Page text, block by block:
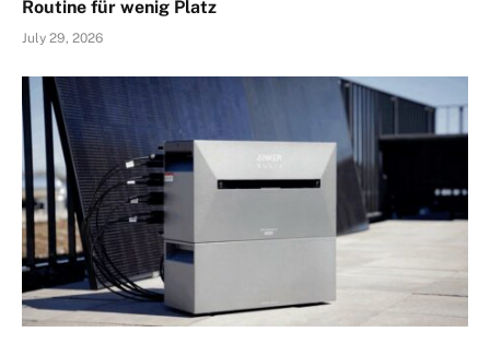
Routine für wenig Platz
July 29, 2026